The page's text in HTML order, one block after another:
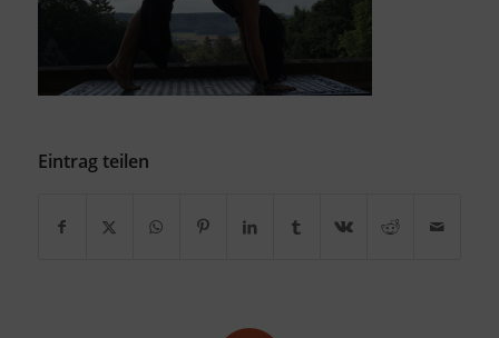
Eintrag teilen